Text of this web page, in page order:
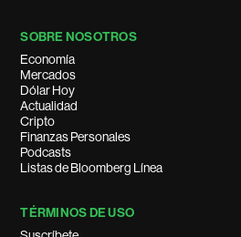
SOBRE NOSOTROS
Economía
Mercados
Dólar Hoy
Actualidad
Cripto
Finanzas Personales
Podcasts
Listas de Bloomberg Línea
TÉRMINOS DE USO